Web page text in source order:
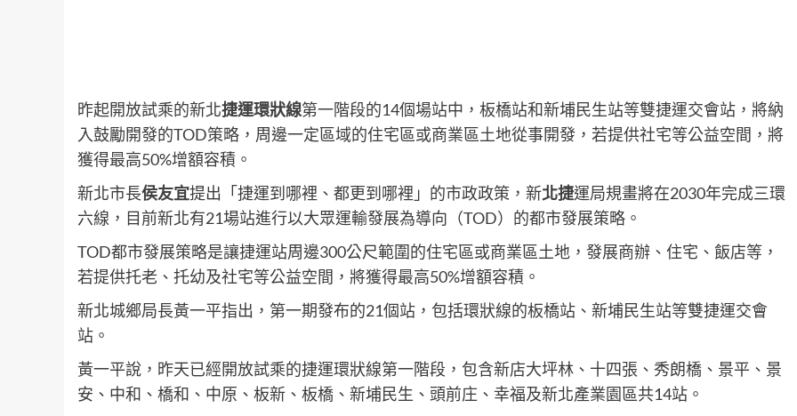
昨起開放試乘的新北捷運環狀線第一階段的14個場站中，板橋站和新埔民生站等雙捷運交會站，將納
入鼓勵開發的TOD策略，周邊一定區域的住宅區或商業區土地從事開發，若提供社宅等公益空間，將
獲得最高50%增額容積。
新北市長侯友宜提出「捷運到哪裡、都更到哪裡」的市政政策，新北捷運局規畫將在2030年完成三環
六線，目前新北有21場站進行以大眾運輸發展為導向（TOD）的都市發展策略。
TOD都市發展策略是讓捷運站周邊300公尺範圍的住宅區或商業區土地，發展商辦、住宅、飯店等，
若提供托老、托幼及社宅等公益空間，將獲得最高50%增額容積。
新北城鄉局長黃一平指出，第一期發布的21個站，包括環狀線的板橋站、新埔民生站等雙捷運交會
站。
黃一平說，昨天已經開放試乘的捷運環狀線第一階段，包含新店大坪林、十四張、秀朗橋、景平、景
安、中和、橋和、中原、板新、板橋、新埔民生、頭前庄、幸福及新北產業園區共14站。